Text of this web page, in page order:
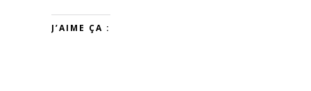
J’AIME ÇA :